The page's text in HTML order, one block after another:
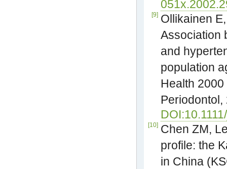
[9] Ollikainen
Association
and
population
Health
[10] Chen ZM,
profile: the
in China